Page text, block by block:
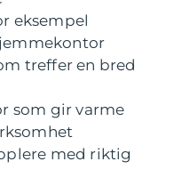
eksempel
treffer en bred
som gir varme
med riktig